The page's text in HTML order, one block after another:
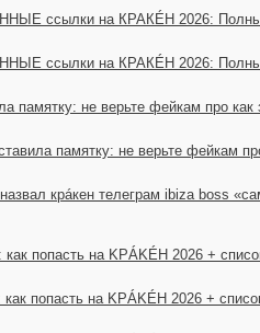
ссылки на КРАКÉН 2026:
ссылки на КРАКÉН 2026:
памятку: не верьте фейкам про как
памятку: не верьте фейкам
крáкен телеграм ibiza boss
попасть на KРÁKÉH 2026 +
попасть на KРÁKÉH 2026 +